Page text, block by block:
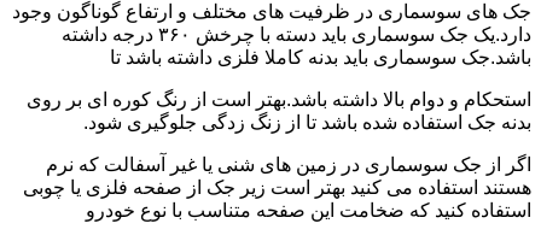
جک های سوسماری در ظرفیت های مختلف و ارتفاع گوناگون وجود
دارد.یک جک سوسماری باید دسته با چرخش ۳۶۰ درجه داشته
باشد.جک سوسماری باید بدنه کاملا فلزی داشته باشد تا
استحکام و دوام بالا داشته باشد.بهتر است از رنگ کوره ای بر روی
بدنه جک استفاده شده باشد تا از زنگ زدگی جلوگیری شود.
اگر از جک سوسماری در زمین های شنی یا غیر آسفالت که نرم
هستند استفاده می کنید بهتر است زیر جک از صفحه فلزی یا چوبی
استفاده کنید که ضخامت این صفحه متناسب با نوع خودرو